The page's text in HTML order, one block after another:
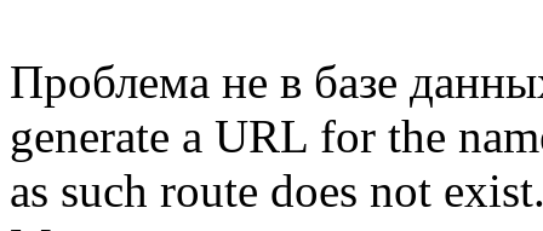
Проблема не в базе
generate a URL for the
as such route does not